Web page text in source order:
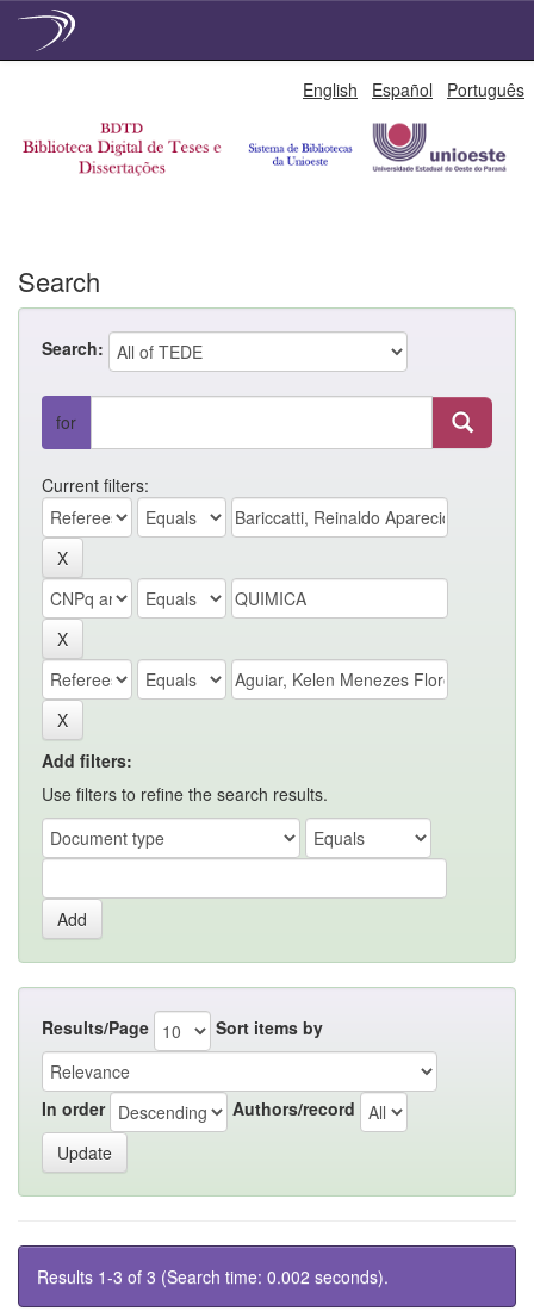
English Español Português
Search
Search:
for
Current filters:
Add filters:
Use filters to refine the search results.
Results/Page Sort items by
In order Authors/record
Results 1-3 of 3 (Search time: 0.002 seconds).